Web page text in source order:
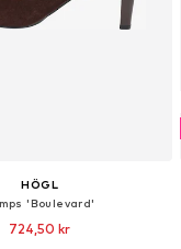
HÖGL
'Boulevard'
724,50 kr